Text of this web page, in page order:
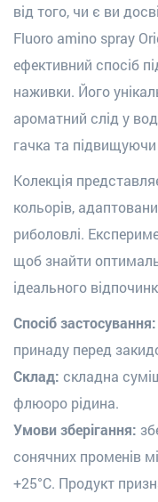
від того, чи є ви
Fluoro amino spray
ефективний спосіб
наживки. Його
ароматний слід у
гачка та
Колекція
кольорів,
риболовлі.
щоб знайти
ідеального
Спосіб застосування:
принаду перед
Склад: складна
флюоро рідина.
Умови зберігання:
сонячних променів
+25°С. Продукт